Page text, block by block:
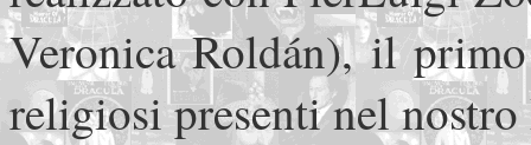
Veronica Roldán), il
religiosi presenti nel nostro